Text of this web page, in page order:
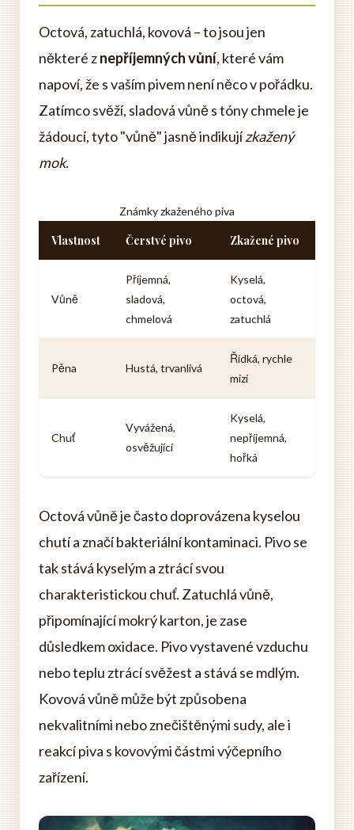
Octová, zatuchlá, kovová – to jsou jen
některé znepříjemných vůní, které vám
napoví, že s vaším pivem není něco v pořádku.
Zatímco svěží, sladová vůně s tóny chmele je
žádoucí, tyto "vůně" jasně indikujízkažený
mok.
Známky zkaženého piva
Vlastnost Čerstvé pivo Zkažené pivo
Vůně
Příjemná,
sladová,
chmelová
Kyselá,
octová,
zatuchlá
Pěna Hustá, trvanlivá
Řídká, rychle
mizí
Chuť
Vyvážená,
osvěžující
Kyselá,
nepříjemná,
hořká
Octová vůně je často doprovázena kyselou
chutí a značí bakteriální kontaminaci. Pivo se
tak stává kyselým a ztrácí svou
charakteristickou chuť. Zatuchlá vůně,
připomínající mokrý karton, je zase
důsledkem oxidace. Pivo vystavené vzduchu
nebo teplu ztrácí svěžest a stává se mdlým.
Kovová vůně může být způsobena
nekvalitními nebo znečištěnými sudy, ale i
reakcí piva s kovovými částmi výčepního
zařízení.